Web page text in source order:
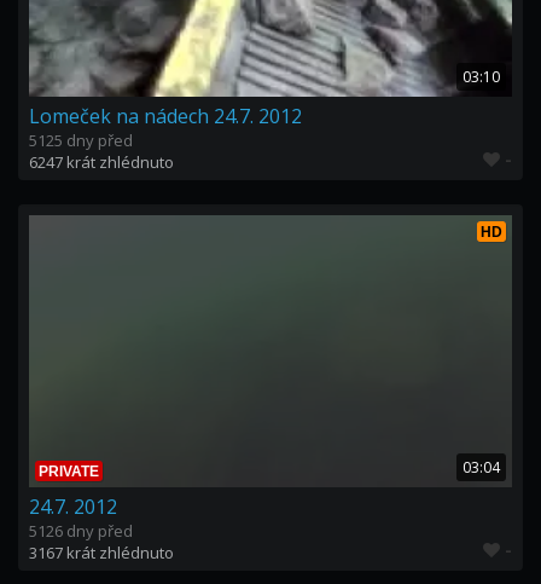
03:10
Lomeček na nádech 24.7. 2012
5125 dny před
6247 krát zhlédnuto
-
PRIVATE
HD
03:04
24.7. 2012
5126 dny před
3167 krát zhlédnuto
-